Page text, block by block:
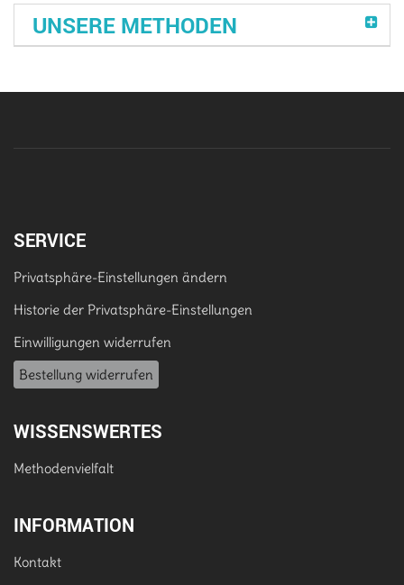
UNSERE METHODEN
SERVICE
Privatsphäre-Einstellungen ändern
Historie der Privatsphäre-Einstellungen
Einwilligungen widerrufen
Bestellung widerrufen
WISSENSWERTES
Methodenvielfalt
INFORMATION
Kontakt